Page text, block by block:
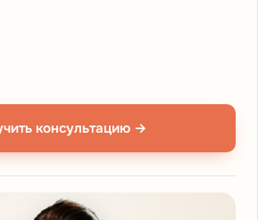
консультацию →